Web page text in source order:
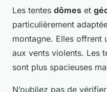
Les tentes dômes et
particulièrement
montagne. Elles offrent
aux vents violents. Les
sont plus spacieuses
N’oubliez pas de